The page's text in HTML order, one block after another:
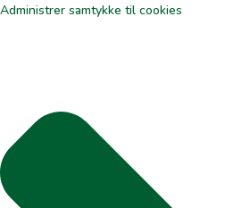
Administrer samtykke til cookies